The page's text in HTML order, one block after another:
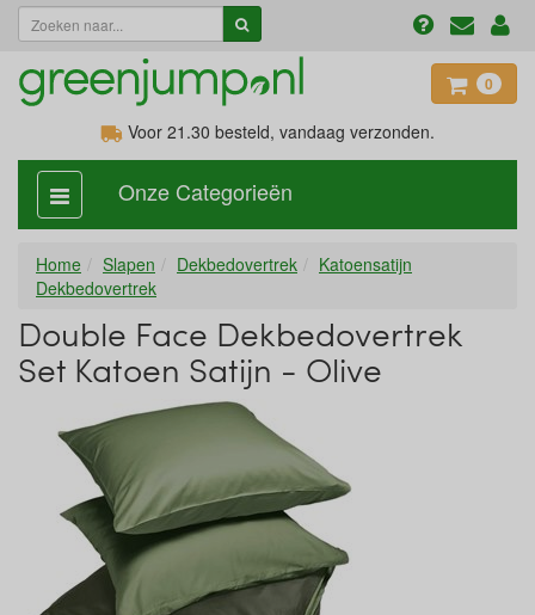
0
Voor 21.30 besteld, vandaag verzonden.
categorie
aan,
Onze Categorieën
Home Slapen Dekbedovertrek
Katoensatijn
Dekbedovertrek
Double Face Dekbedovertrek
Set Katoen Satijn - Olive